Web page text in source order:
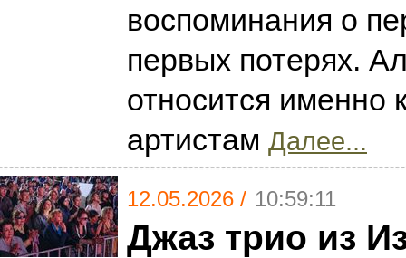
воспоминания о
первых потерях.
относится именно
артистам Далее...
12.05.2026 / 10:59:11
Джаз трио из